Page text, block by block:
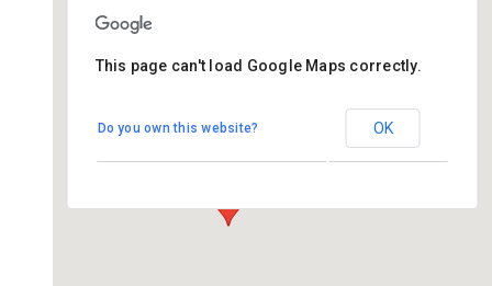
Utrecht kantoor
Leidseveer 2 - Utrecht
This page can't load Google Maps correctly.
Do you own this website? OK